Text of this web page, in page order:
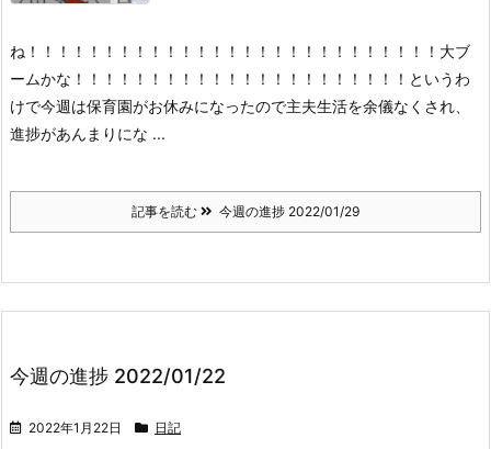
ね！！！！！！！！！！！！！！！！！！！！！！！！！！！大ブ
ームかな！！！！！！！！！！！！！！！！！！！！！！ というわ
けで今週は保育園がお休みになったので主夫生活を余儀なくされ、
進捗があんまりにな ...
記事を読む 今週の進捗 2022/01/29
今週の進捗 2022/01/22
2022年1月22日 日記